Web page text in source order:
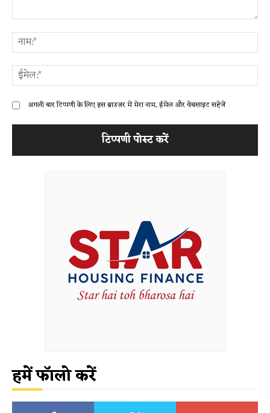
अगली बार टिप्पणी के लिए इस ब्राउज़र में मेरा नाम, ईमेल और वेबसाइट सहेजें
हमें फॉलो करें